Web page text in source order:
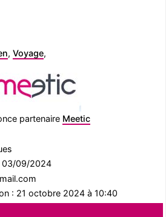
, Voyage,
partenaire Meetic
03/09/2024
: 21 octobre 2024 à 10:40